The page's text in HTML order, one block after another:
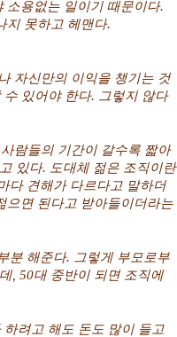
소용없는 일이기 때문이다.
지 못하고 헤맨다.
자신만의 이익을 챙기는 것
있어야 한다. 그렇지 않다
람들의 기간이 갈수록 짧아
있다. 도대체 젊은 조직이란
다 견해가 다르다고 말하더
으면 된다고 받아들이더라는
분 해준다. 그렇게 부모로부
, 50대 중반이 되면 조직에
려고 해도 돈도 많이 들고